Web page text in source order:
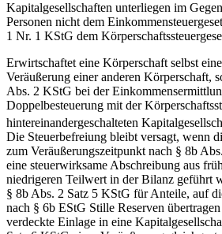
Kapitalgesellschaften unterliegen im
Personen nicht dem
1 Nr. 1 KStG dem
Erwirtschaftet eine Körperschaft selbst
Veräußerung einer anderen Körperschaft,
Abs. 2 KStG bei der
Doppelbesteuerung mit der
hintereinandergeschalteten
Die Steuerbefreiung bleibt versagt, wenn
zum Veräußerungszeitpunkt nach § 8b
eine steuerwirksame Abschreibung aus
niedrigeren Teilwert in der Bilanz geführt
§ 8b Abs. 2 Satz 5 KStG für Anteile, auf
nach § 6b EStG Stille Reserven
verdeckte Einlage in eine